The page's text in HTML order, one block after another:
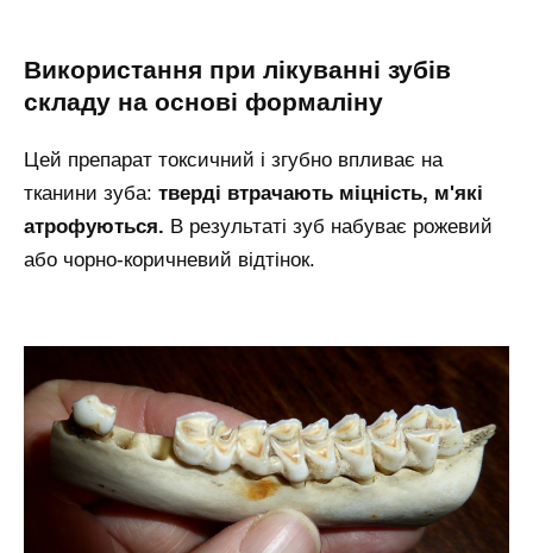
використання при лікуванні зубів
складу на основі формаліну
Цей препарат токсичний і згубно впливає на
тканини зуба: тверді втрачають міцність, м'які
атрофуються. В результаті зуб набуває рожевий
або чорно-коричневий відтінок.